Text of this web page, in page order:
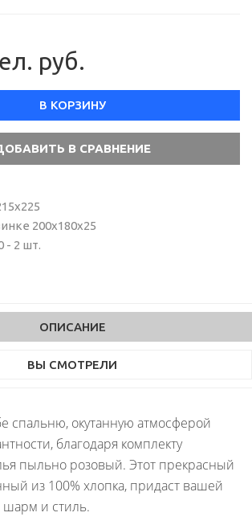
руб.
В КОРЗИНУ
200х180х25
- 2 шт.
ОПИСАНИЕ
ВЫ СМОТРЕЛИ
спальню, окутанную атмосферой
благодаря комплекту
пыльно розовый. Этот прекрасный
из 100% хлопка, придаст вашей
и стиль.